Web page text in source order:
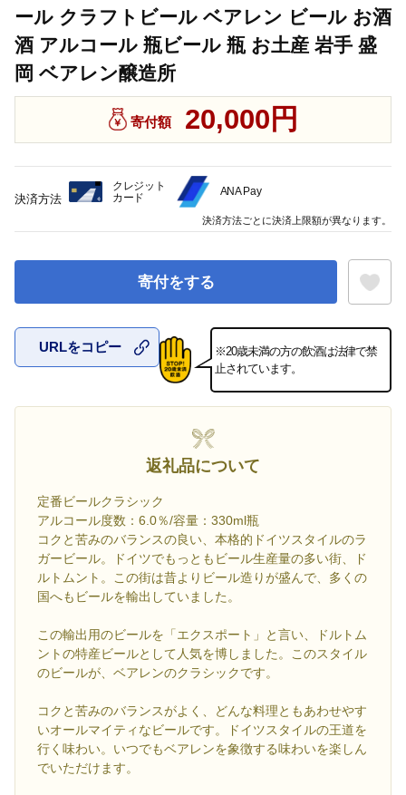
ール クラフトビール ベアレン ビール お酒
酒 アルコール 瓶ビール 瓶 お土産 岩手 盛
岡 ベアレン醸造所
寄付額 20,000円
寄付をする
お気に入
URLをコピー
※20歳未満の方の飲酒は法律で禁
止されています。
返礼品について
定番ビールクラシック
アルコール度数：6.0％/容量：330ml瓶
コクと苦みのバランスの良い、本格的ドイツスタイルのラ
ガービール。ドイツでもっともビール生産量の多い街、ド
ルトムント。この街は昔よりビール造りが盛んで、多くの
国へもビールを輸出していました。
この輸出用のビールを「エクスポート」と言い、ドルトム
ントの特産ビールとして人気を博しました。このスタイル
のビールが、ベアレンのクラシックです。
コクと苦みのバランスがよく、どんな料理ともあわせやす
いオールマイティなビールです。ドイツスタイルの王道を
行く味わい。いつでもベアレンを象徴する味わいを楽しん
でいただけます。
決済方法
クレジット
カード
ANA Pay
決済方法ごとに決済上限額が異なります。